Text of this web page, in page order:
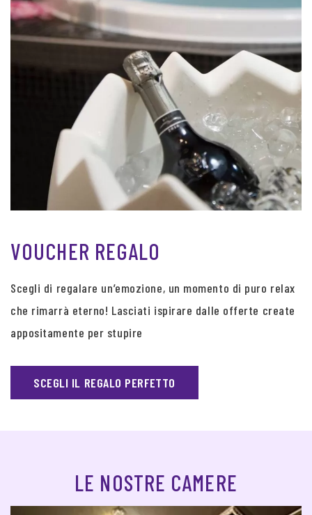
VOUCHER REGALO
Scegli di regalare un’emozione, un momento di puro relax
che rimarrà eterno! Lasciati ispirare dalle offerte create
appositamente per stupire
SCEGLI IL REGALO PERFETTO
LE NOSTRE CAMERE